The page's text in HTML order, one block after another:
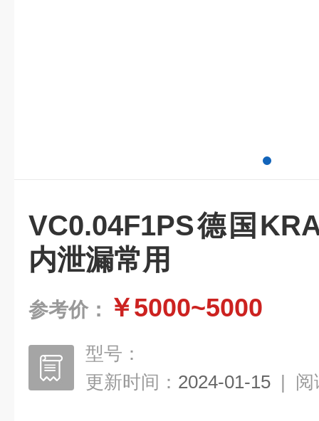
VC0.04F1PS德国
内泄漏常用
参考价： ￥5000~5000
型号：
更新时间： 2024-01-15 | 阅